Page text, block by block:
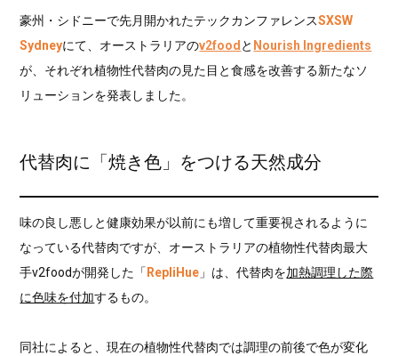
豪州・シドニーで先月開かれたテックカンファレンスSXSW
Sydneyにて、オーストラリアのv2food と Nourish Ingredients
が、それぞれ植物性代替肉の見た目と食感を改善する新たなソ
リューションを発表しました。
代替肉に「焼き色」をつける天然成分
味の良し悪しと健康効果が以前にも増して重要視されるように
なっている代替肉ですが、オーストラリアの植物性代替肉最大
手v2foodが開発した「 RepliHue 」は、代替肉を加熱調理した際
に色味を付加するもの。
同社によると、現在の植物性代替肉では調理の前後で色が変化